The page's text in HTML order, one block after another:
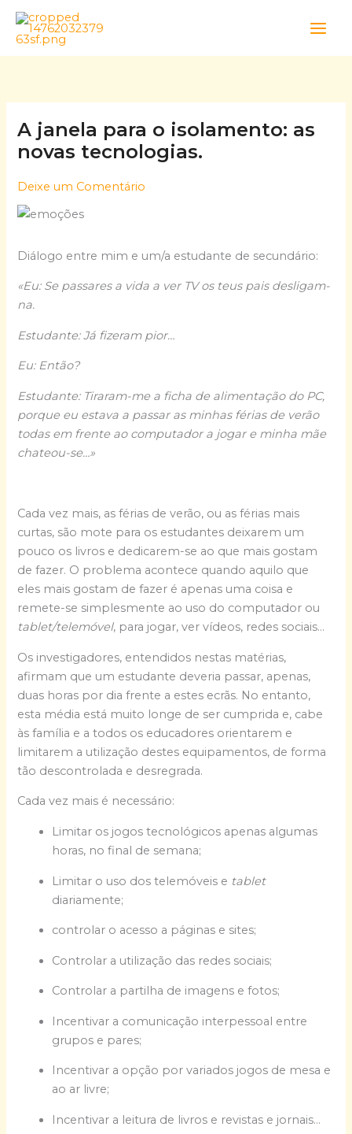
Skip
content
A janela para o isolamento: as
novas tecnologias.
Deixe um Comentário
Diálogo entre mim e um/a estudante de secundário:
«Eu: Se passares a vida a ver TV os teus pais desligam-
na.
Estudante: Já fizeram pior…
Eu: Então?
Estudante: Tiraram-me a ficha de alimentação do PC,
porque eu estava a passar as minhas férias de verão
todas em frente ao computador a jogar e minha mãe
chateou-se…»
Cada vez mais, as férias de verão, ou as férias mais
curtas, são mote para os estudantes deixarem um
pouco os livros e dedicarem-se ao que mais gostam
de fazer. O problema acontece quando aquilo que
eles mais gostam de fazer é apenas uma coisa e
remete-se simplesmente ao uso do computador ou
tablet/telemóvel, para jogar, ver vídeos, redes sociais…
Os investigadores, entendidos nestas matérias,
afirmam que um estudante deveria passar, apenas,
duas horas por dia frente a estes ecrãs. No entanto,
esta média está muito longe de ser cumprida e, cabe
às família e a todos os educadores orientarem e
limitarem a utilização destes equipamentos, de forma
tão descontrolada e desregrada.
Cada vez mais é necessário:
Limitar os jogos tecnológicos apenas algumas
horas, no final de semana;
Limitar o uso dos telemóveis e tablet
diariamente;
controlar o acesso a páginas e sites;
Controlar a utilização das redes sociais;
Controlar a partilha de imagens e fotos;
Incentivar a comunicação interpessoal entre
grupos e pares;
Incentivar a opção por variados jogos de mesa e
ao ar livre;
Incentivar a leitura de livros e revistas e jornais…